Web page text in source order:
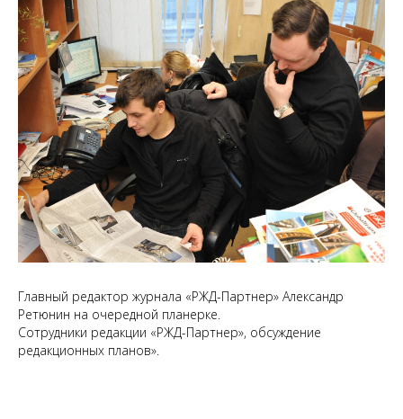
Главный редактор журнала «РЖД-Партнер» Александр
Ретюнин на очередной планерке.
Сотрудники редакции «РЖД-Партнер», обсуждение
редакционных планов».